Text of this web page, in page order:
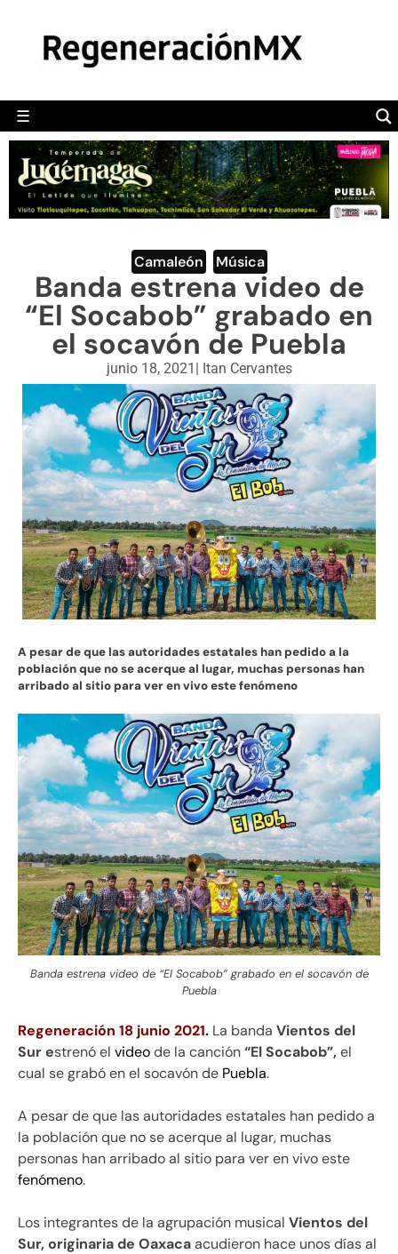
☰
POLÍTICA
CAMALEÓN
OPINIÓN
DEPORTES
ENGLISH SECTION
VIDEOS
Camaleón Música
Banda estrena video de
“El Socabob” grabado en
el socavón de Puebla
junio 18, 2021 | Itan Cervantes
A pesar de que las autoridades estatales han pedido a la
población que no se acerque al lugar, muchas personas han
arribado al sitio para ver en vivo este fenómeno
Banda estrena video de “El Socabob” grabado en el socavón de
Puebla
Regeneración 18 junio 2021. La banda Vientos del
Sur estrenó el videode la canción“El Socabob”, el
cual se grabó en el socavón de Puebla.
A pesar de que las autoridades estatales han pedido a
la población que no se acerque al lugar, muchas
personas han arribado al sitio para ver en vivo este
fenómeno.
Los integrantes de la agrupación musical Vientos del
Sur, originaria de Oaxacaacudieron hace unos días al